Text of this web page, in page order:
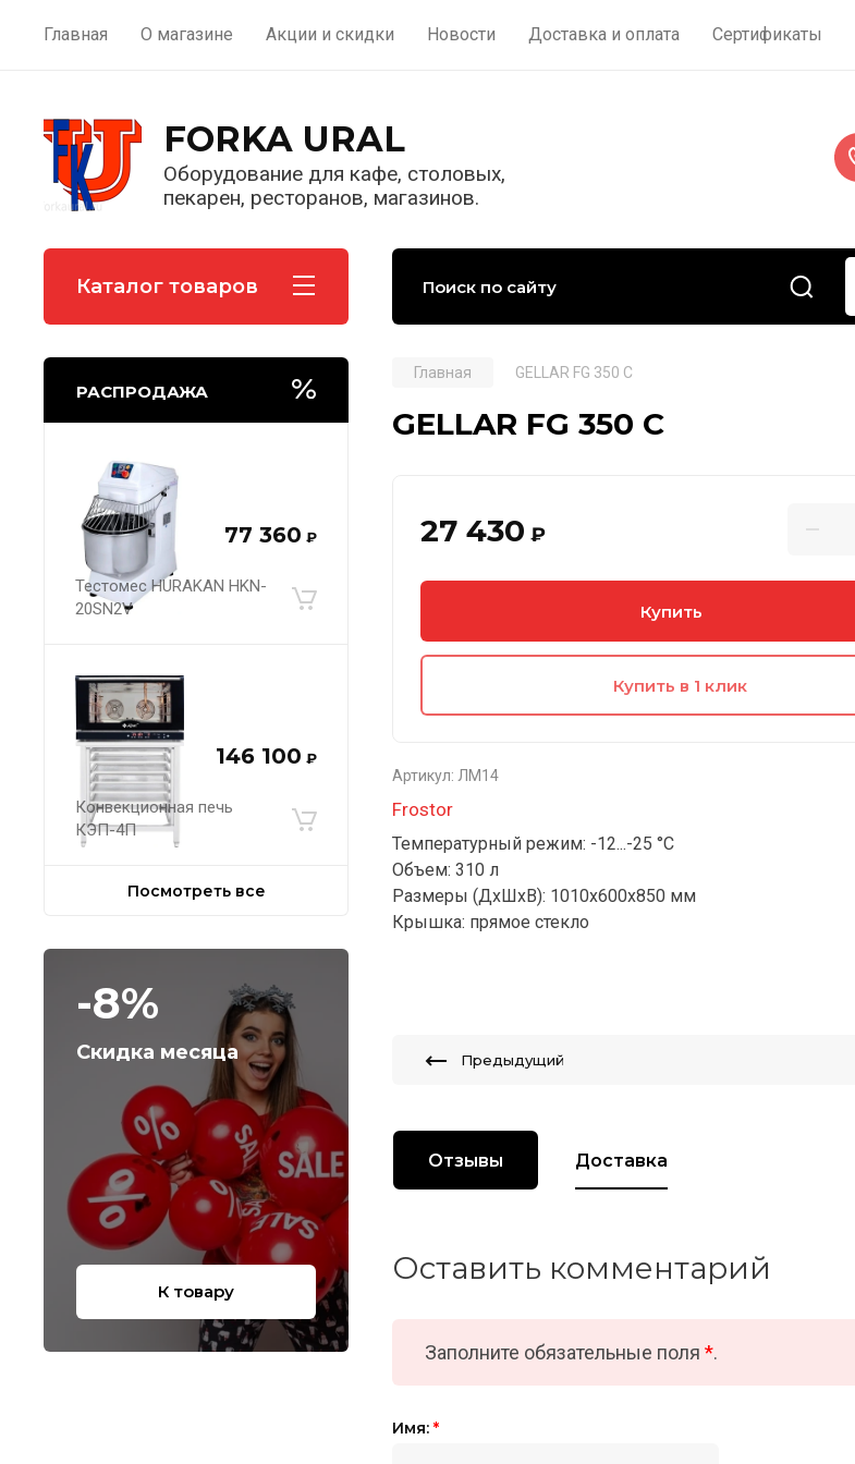
Главная О магазине Акции и скидки Новости Доставка и оплата Сертификаты
FORKA URAL
Оборудование для кафе, столовых,
пекарен, ресторанов, магазинов.
Каталог товаров
РАСПРОДАЖА
77 360 ₽
Тестомес HURAKAN HKN-
20SN2V
146 100 ₽
Конвекционная печь
КЭП-4П
Посмотреть все
-8%
Скидка месяца
К товару
Главная GELLAR FG 350 C
GELLAR FG 350 C
27 430 ₽
Купить
Купить в 1 клик
Артикул: ЛМ14
Frostor
Температурный режим: -12...-25 °C
Объем: 310 л
Размеры (ДхШхВ): 1010х600х850 мм
Крышка: прямое стекло
Предыдущий
Отзывы Доставка
Оставить комментарий
Заполните обязательные поля *.
Имя: *